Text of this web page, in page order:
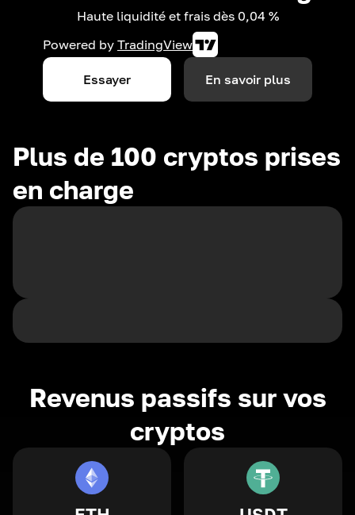
Haute liquidité et frais dès 0,04 %
Powered by TradingView
Essayer En savoir plus
Plus de 100 cryptos prises
en charge
Revenus passifs sur vos
cryptos